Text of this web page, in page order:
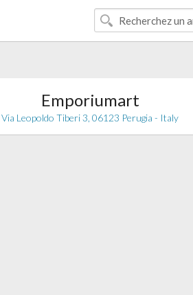
Emporiumart
Via Leopoldo Tiberi 3, 06123 Perugia - Italy